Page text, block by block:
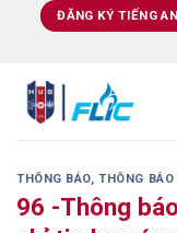
ĐĂNG KÝ TIẾNG
THÔNG BÁO,THÔNG
96 -Thông